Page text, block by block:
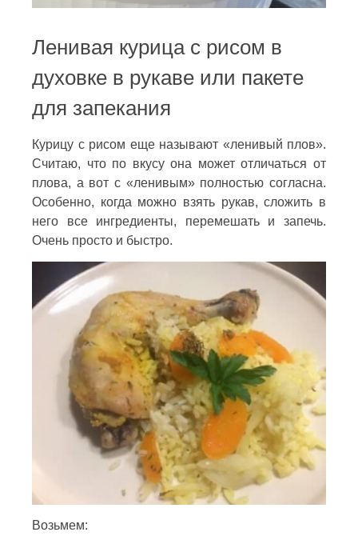
Ленивая курица с рисом в
духовке в рукаве или пакете
для запекания
Курицу с рисом еще называют «ленивый плов».
Считаю, что по вкусу она может отличаться от
плова, а вот с «ленивым» полностью согласна.
Особенно, когда можно взять рукав, сложить в
него все ингредиенты, перемешать и запечь.
Очень просто и быстро.
Возьмем: